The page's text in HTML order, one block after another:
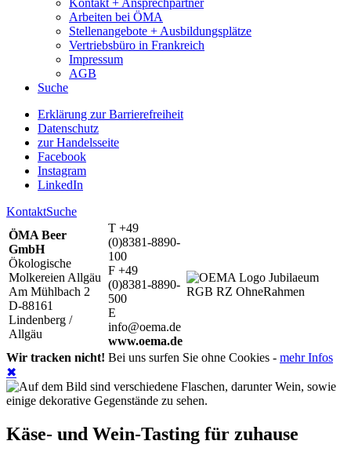
Kontakt + Ansprechpartner
Arbeiten bei ÖMA
Stellenangebote + Ausbildungsplätze
Vertriebsbüro in Frankreich
Impressum
AGB
Suche
Erklärung zur Barrierefreiheit
Datenschutz
zur Handelsseite
Facebook
Instagram
LinkedIn
KontaktSuche
ÖMA Beer
GmbH
Ökologische
Molkereien Allgäu
Am Mühlbach 2
D-88161
Lindenberg /
Allgäu
T +49
(0)8381-8890-
100
F +49
(0)8381-8890-
500
E
info@oema.de
www.oema.de
Wir tracken nicht! Bei uns surfen Sie ohne Cookies - mehr Infos
✖
Käse- und Wein-Tasting für zuhause